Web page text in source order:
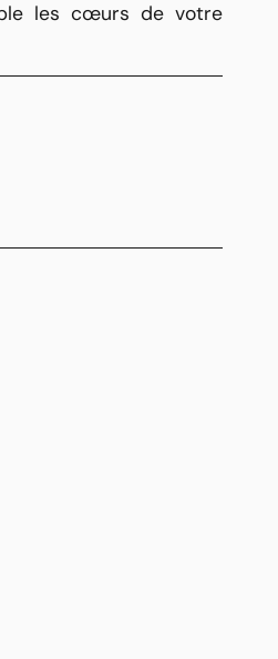
les cœurs de votre